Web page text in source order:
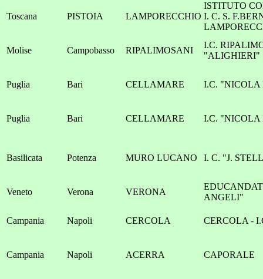
Toscana PISTOIA LAMPORECCHIO
ISTITUTO
I. C. S.
Molise Campobasso RIPALIMOSANI
I.C.
"ALIGHIERI"
Puglia Bari CELLAMARE I.C. "NICOLA
Puglia Bari CELLAMARE I.C. "NICOLA
Basilicata Potenza MURO LUCANO I. C. "J.
Veneto Verona VERONA
ANGELI"
Campania Napoli CERCOLA CERCOLA -
Campania Napoli ACERRA CAPORALE